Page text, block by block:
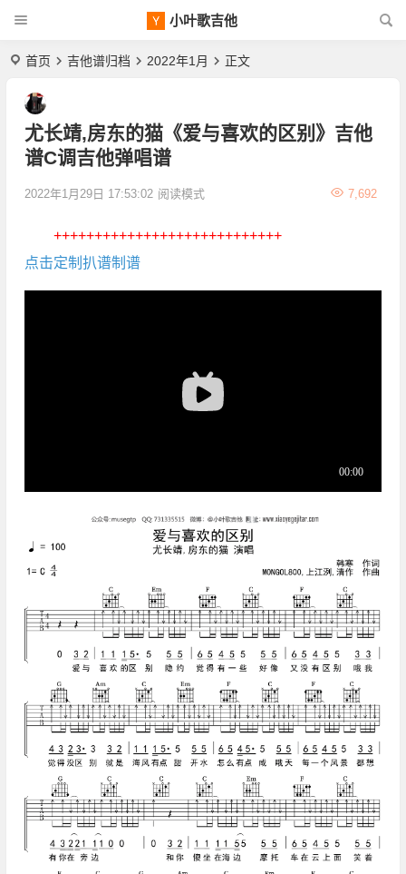
小叶歌吉他
首页 吉他谱归档 2022年1月 正文
尤长靖,房东的猫《爱与喜欢的区别》吉他
谱C调吉他弹唱谱
2022年1月29日 17:53:02 7,692
阅读模式
++++++++++++++++++++++++++++
点击定制扒谱制谱